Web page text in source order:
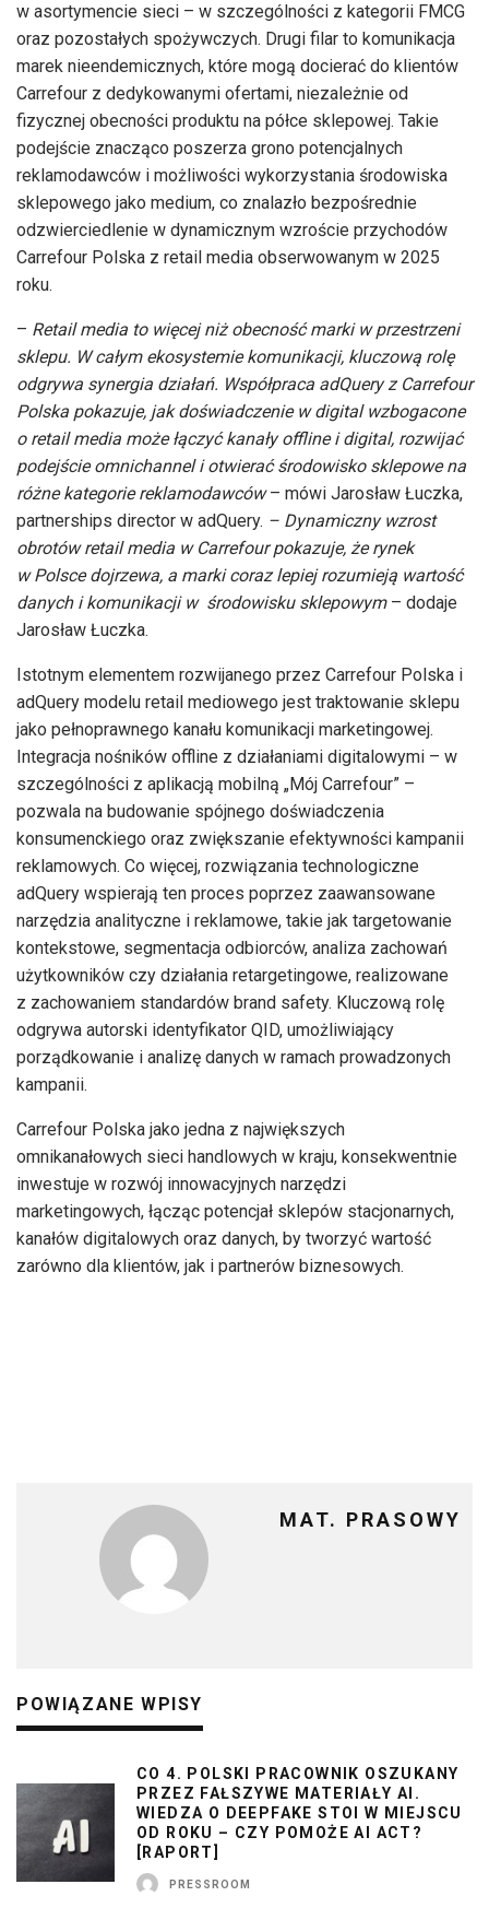
w asortymencie sieci – w szczególności z kategorii FMCG
oraz pozostałych spożywczych. Drugi filar to komunikacja
marek nieendemicznych, które mogą docierać do klientów
Carrefour z dedykowanymi ofertami, niezależnie od
fizycznej obecności produktu na półce sklepowej. Takie
podejście znacząco poszerza grono potencjalnych
reklamodawców i możliwości wykorzystania środowiska
sklepowego jako medium, co znalazło bezpośrednie
odzwierciedlenie w dynamicznym wzroście przychodów
Carrefour Polska z retail media obserwowanym w 2025
roku.
– Retail media to więcej niż obecność marki w przestrzeni
sklepu. W całym ekosystemie komunikacji, kluczową rolę
odgrywa synergia działań. Współpraca adQuery z Carrefour
Polska pokazuje, jak doświadczenie w digital wzbogacone
o retail media może łączyć kanały offline i digital, rozwijać
podejście omnichannel i otwierać środowisko sklepowe na
różne kategorie reklamodawców– mówi Jarosław Łuczka,
partnerships director w adQuery. – Dynamiczny wzrost
obrotów retail media w Carrefour pokazuje, że rynek
w Polsce dojrzewa, a marki coraz lepiej rozumieją wartość
danych i komunikacji w środowisku sklepowym– dodaje
Jarosław Łuczka.
Istotnym elementem rozwijanego przez Carrefour Polska i
adQuery modelu retail mediowego jest traktowanie sklepu
jako pełnoprawnego kanału komunikacji marketingowej.
Integracja nośników offline z działaniami digitalowymi – w
szczególności z aplikacją mobilną „Mój Carrefour” –
pozwala na budowanie spójnego doświadczenia
konsumenckiego oraz zwiększanie efektywności kampanii
reklamowych. Co więcej, rozwiązania technologiczne
adQuery wspierają ten proces poprzez zaawansowane
narzędzia analityczne i reklamowe, takie jak targetowanie
kontekstowe, segmentacja odbiorców, analiza zachowań
użytkowników czy działania retargetingowe, realizowane
z zachowaniem standardów brand safety. Kluczową rolę
odgrywa autorski identyfikator QID, umożliwiający
porządkowanie i analizę danych w ramach prowadzonych
kampanii.
Carrefour Polska jako jedna z największych
omnikanałowych sieci handlowych w kraju, konsekwentnie
inwestuje w rozwój innowacyjnych narzędzi
marketingowych, łącząc potencjał sklepów stacjonarnych,
kanałów digitalowych oraz danych, by tworzyć wartość
zarówno dla klientów, jak i partnerów biznesowych.
MAT. PRASOWY
POWIĄZANE WPISY
CO 4. POLSKI PRACOWNIK OSZUKANY
PRZEZ FAŁSZYWE MATERIAŁY AI.
WIEDZA O DEEPFAKE STOI W MIEJSCU
OD ROKU – CZY POMOŻE AI ACT?
[RAPORT]
PRESSROOM